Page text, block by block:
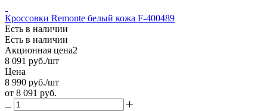
Кроссовки Remonte белый кожа F-400489
Есть в наличии
Есть в наличии
Акционная цена2
8 091 руб./шт
Цена
8 990 руб./шт
от 8 091 руб.